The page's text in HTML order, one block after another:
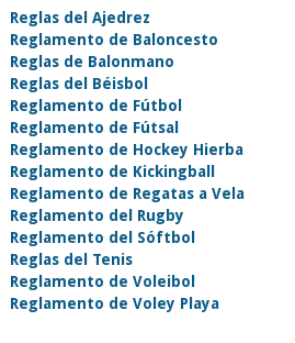
Reglas del Ajedrez
Reglamento de Baloncesto
Reglas de Balonmano
Reglas del Béisbol
Reglamento de Fútbol
Reglamento de Fútsal
Reglamento de Hockey Hierba
Reglamento de Kickingball
Reglamento de Regatas a Vela
Reglamento del Rugby
Reglamento del Sóftbol
Reglas del Tenis
Reglamento de Voleibol
Reglamento de Voley Playa